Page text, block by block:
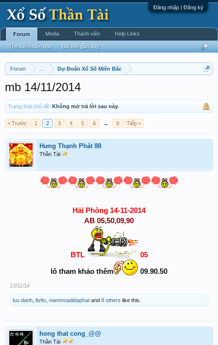
Đăng nhập | Đăng ký
Forum Dự Đoán Xổ Số Miền Bắc
mb 14/11/2014
Trạng thái chủ đề: Không mở trả lời sau này.
< Trước 1 2 3 4 5 6 → 8 Tiếp >
Hưng Thạnh Phát 88
Thần Tài
Hải Phòng 14-11-2014
AB 05,50,09,90
BTL 05
lô tham khảo thêm 09.90.50
13/11/14
luu danh ltvltv nammoadidaphat and 8 others like this.
hong that cong_@@
Thần Tài
Forum
Tìm kiếm diễn đàn Bài viết gần đây
Media Thành viên Help Links